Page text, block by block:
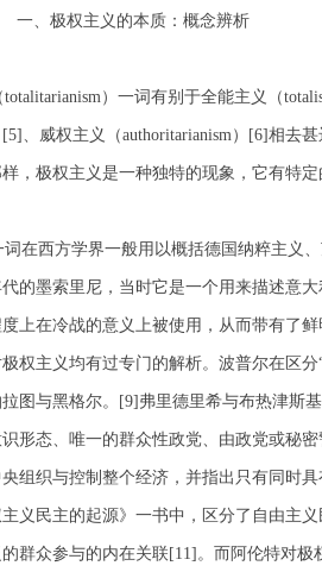
主义的本质：概念辨析
）一词有别于全能主义（
[5]、威权主义（authoritarianism）[6]相
，极权主义是一种独特的现象，它有特
在西方学界一般用以概括德国纳粹主义
代的墨索里尼，当时它是一个用来描述意
上在冷战的意义上被使用，从而带有了
权主义均有过专门的解析。波普尔在区
图与黑格尔。[9]弗里德里希与布热津斯
形态、唯一的群众性政党、由政党或秘
组织与控制整个经济，并指出只有同时
义民主的起源》一书中，区分了自由主
群众参与的内在关联[11]。而阿伦特对